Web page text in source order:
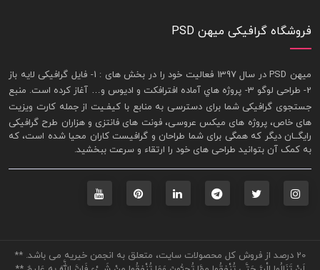
فروشگاه گرافیکی میهن PSD
ميهن PSD در سال 1397 فعاليت خود را در بخش های : 1-
فايل گرافيکی لايه باز
2- طراحی لوگو 3- پروژه هاي آماده افترافکت و اديوس و… آغاز کرده است. منبع
جستجوی گرافيکی شما برای دسترسی به منابع با کيفـيت از جملهکارت ويزيت
های خاص، پروژه های ميکس عروسی، فونت های فانتزی و هزاران طرح گرافیکی
رايگــان ديگر که همگی برای شما طراحان و گرافيست کاران محيا شده است، که
به کمک آن بتوانيد طراحی های خود را ارتقاء و سرعت ببخشيد.
20 درصد از فروش کل محصولات سایت، متعلق به انجمن خیریه می باشد. **